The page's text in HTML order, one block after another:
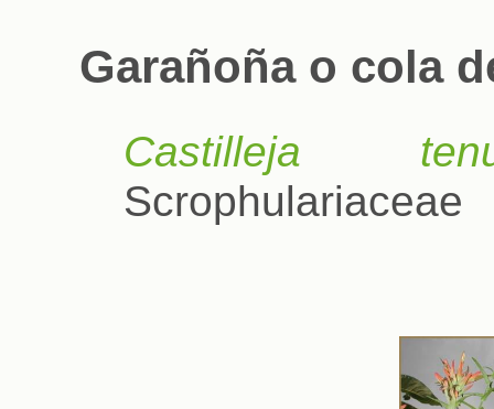
Garañoña o cola
Castilleja
Scrophulariaceae